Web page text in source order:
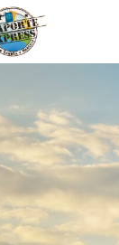
Menu